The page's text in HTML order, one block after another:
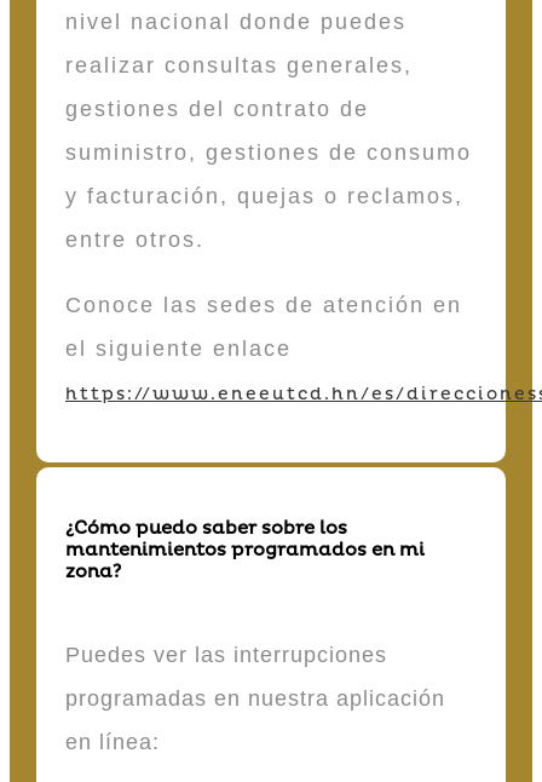
nivel nacional donde puedes
realizar consultas generales,
gestiones del contrato de
suministro, gestiones de consumo
y facturación, quejas o reclamos,
entre otros.
Conoce las sedes de atención en
el siguiente enlace
https://www.eneeutcd.hn/es/
¿Cómo puedo saber sobre los
mantenimientos programados en mi
zona?
Puedes ver las interrupciones
programadas en nuestra aplicación
en línea: